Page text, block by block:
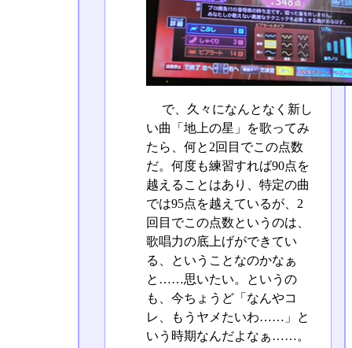
で、久々になんとなく新し
い曲「地上の星」を歌ってみ
たら、何と2回目でこの点数
だ。何度も練習すれば90点を
越えることはあり、特定の曲
では95点を越えているが、2
回目でこの点数というのは、
歌唱力の底上げができてい
る、ということなのかなぁ
と……思いたい。というの
も、今ちょうど「なんやコ
レ、もうヤメたいわ……」と
いう時期なんだよなぁ……。